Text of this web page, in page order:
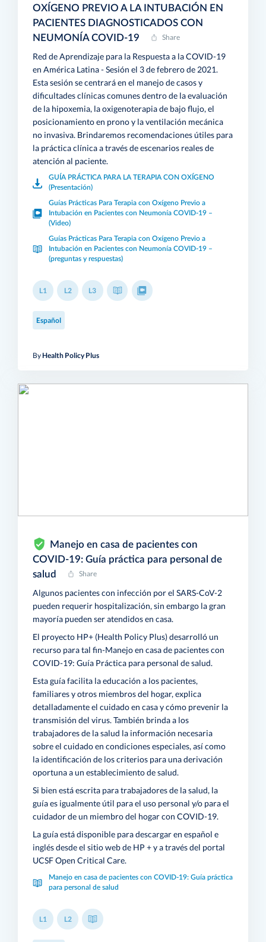
OXÍGENO PREVIO A LA INTUBACIÓN EN
PACIENTES DIAGNOSTICADOS CON
NEUMONÍA COVID-19
Share
Red de Aprendizaje para la Respuesta a la COVID-19
en América Latina - Sesión el 3 de febrero de 2021.
Esta sesión se centrará en el manejo de casos y
dificultades clínicas comunes dentro de la evaluación
de la hipoxemia, la oxigenoterapia de bajo flujo, el
posicionamiento en prono y la ventilación mecánica
no invasiva. Brindaremos recomendaciones útiles para
la práctica clínica a través de escenarios reales de
atención al paciente.
GUÍA PRÁCTICA PARA LA TERAPIA CON OXÍGENO
(Presentación)
Guías Prácticas Para Terapia con Oxígeno Previo a
Intubación en Pacientes con Neumonía COVID-19 –
(Video)
Guías Prácticas Para Terapia con Oxígeno Previo a
Intubación en Pacientes con Neumonía COVID-19 –
(preguntas y respuestas)
L1 L2 L3
ByHealth Policy Plus
Español
Manejo en casa de pacientes con
COVID-19: Guía práctica para personal de
salud
Share
Algunos pacientes con infección por el SARS-CoV-2
pueden requerir hospitalización, sin embargo la gran
mayoría pueden ser atendidos en casa.
El proyecto HP+ (Health Policy Plus) desarrolló un
recurso para tal fin-Manejo en casa de pacientes con
COVID-19: Guía Práctica para personal de salud.
Esta guía facilita la educación a los pacientes,
familiares y otros miembros del hogar, explica
detalladamente el cuidado en casa y cómo prevenir la
transmisión del virus. También brinda a los
trabajadores de la salud la información necesaria
sobre el cuidado en condiciones especiales, así como
la identificación de los criterios para una derivación
oportuna a un establecimiento de salud.
Si bien está escrita para trabajadores de la salud, la
guía es igualmente útil para el uso personal y/o para el
cuidador de un miembro del hogar con COVID-19.
La guía está disponible para descargar en español e
inglés desde el sitio web de HP + y a través del portal
UCSF Open Critical Care.
Manejo en casa de pacientes con COVID-19: Guía práctica
para personal de salud
L1 L2